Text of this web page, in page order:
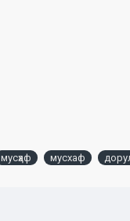
мусҳаф мусхаф